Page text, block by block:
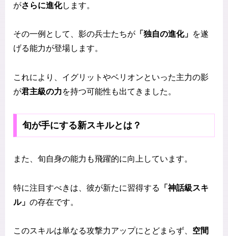
がさらに進化します。
その一例として、影の兵士たちが 「独自の進化」 を遂
げる能力が登場します。
これにより、イグリットやベリオンといった主力の影
が君主級の力を持つ可能性も出てきました。
旬が手にする新スキルとは？
また、旬自身の能力も飛躍的に向上しています。
特に注目すべきは、彼が新たに習得する
「神話級スキ
ル」 の存在です。
このスキルは単なる攻撃力アップにとどまらず、 空間